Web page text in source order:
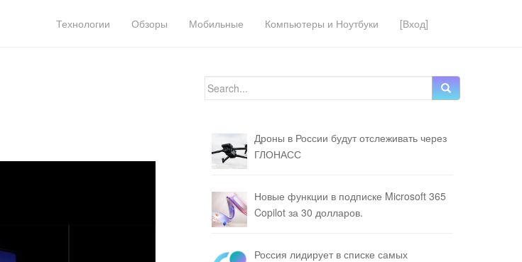
Технологии
Обзоры Мобильные Компьютеры и Ноутбуки [Вход]
Search for:
Дроны в России будут отслеживать через
ГЛОНАСС
Новые функции в подписке Microsoft 365
Copilot за 30 долларов.
Россия лидирует в списке самых